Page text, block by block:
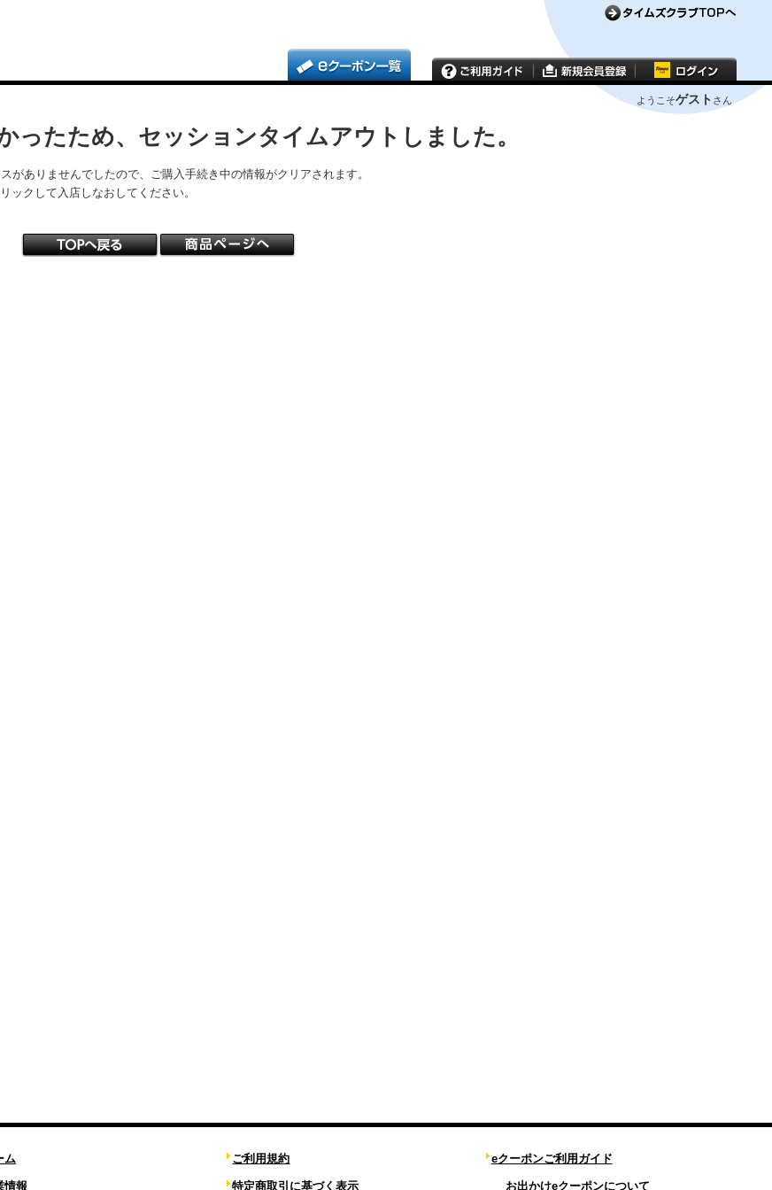
ようこそゲスト さん
ったため、セッションタイムアウトしました。
がありませんでしたので、ご購入手続き中の情報がクリアされます。
ックして入店しなおしてください。
ム
情報
ご利用規約
特定商取引に基づく表示
eクーポンご利用ガイド
お出かけeクーポンについて